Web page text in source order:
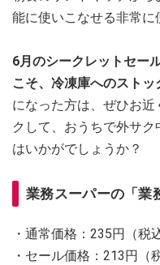
能に使いこなせる非常に
6月のシークレットセー
こそ、冷凍庫へのストッ
になった方は、ぜひお
クして、おうちで外サ
はいかがでしょうか？
業務スーパーの「業
・通常価格：235円（税込
・セール価格：213円（